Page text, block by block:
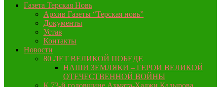
Газета Терская Новь
Архив Газеты “Терская новь”
Документы
Устав
Контакты
Новости
80 ЛЕТ ВЕЛИКОЙ ПОБЕДЕ
НАШИ ЗЕМЛЯКИ – ГЕРОИ ВЕЛИКОЙ
ОТЕЧЕСТВЕННОЙ ВОЙНЫ
К 73-й годовщине Ахмата-Хаджи Кадырова